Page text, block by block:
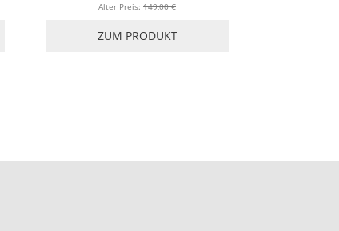
Alter Preis: 149,00 €
ZUM PRODUKT